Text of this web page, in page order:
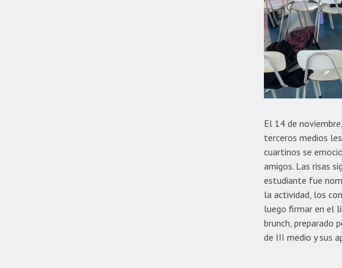
El 14 de
terceros medios
cuartinos se
amigos. Las risas
estudiante fue
la actividad, los
luego firmar en el
brunch, preparado
de III medio y sus